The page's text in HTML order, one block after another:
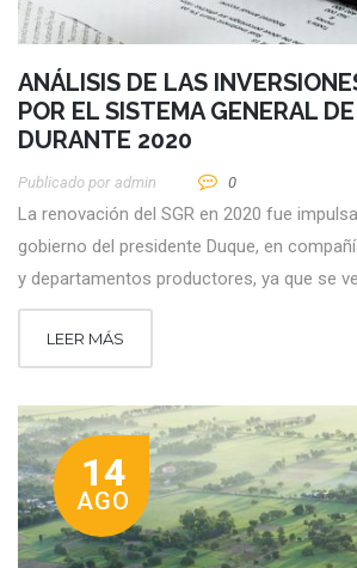
ANÁLISIS DE LAS
POR EL SISTEMA GENERAL
DURANTE 2020
Publicado por Admin 0
La renovación del SGR en 2020 fue
gobierno del presidente Duque, en
y departamentos productores, ya que se
LEER MÁS
14
AGO